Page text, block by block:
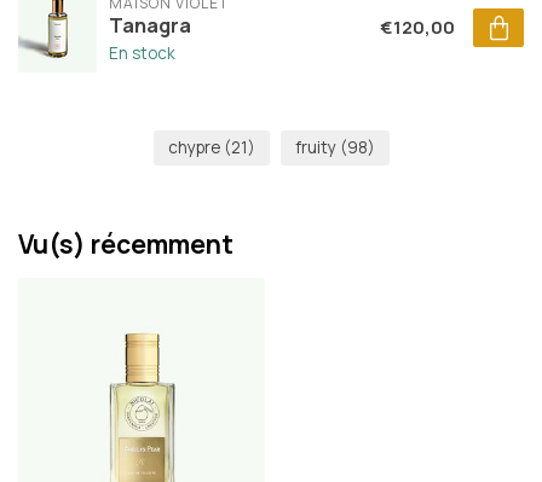
Tanagra
En stock
€120,00
chypre (21) fruity (98)
Vu(s) récemment